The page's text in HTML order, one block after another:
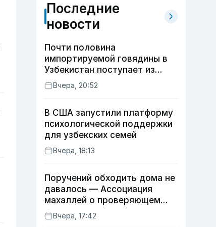
Последние
новости
Почти половина
импортируемой говядины в
Узбекистан поступает из
Индии
Вчера, 20:52
В США запустили платформу
психологической поддержки
для узбекских семей
Вчера, 18:13
Поручений обходить дома не
давалось — Ассоциация
махаллей о проверяющем
хокиме
Вчера, 17:42